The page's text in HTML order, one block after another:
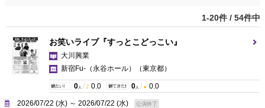
t
1-20件 / 54件中
お笑いライブ『すっとこどっこい』
大川興業
新宿Fu-（永谷ホール）
（東京都）
0 人 / 0.0 0 人 / 0.0
2026/07/22 (水) ～ 2026/07/22 (水) 公演終了